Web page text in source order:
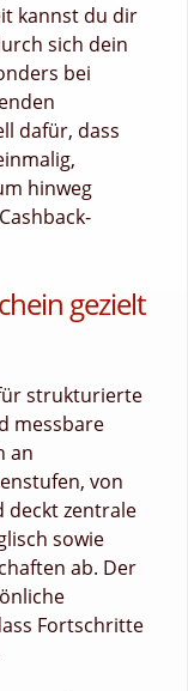
kannst du dir
sich dein
bei
dafür, dass
hinweg
gezielt
strukturierte
messbare
an
von
deckt zentrale
sowie
ab. Der
Fortschritte